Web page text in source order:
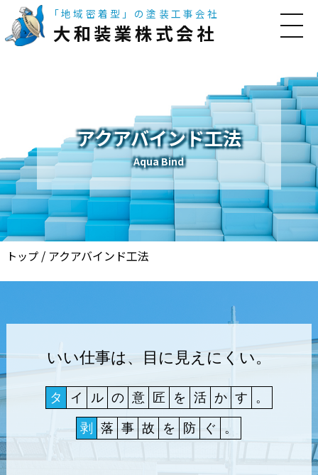
「地域密着型」の塗装工事会社
大和装業株式会社
アクアバインド工法
Aqua Bind
トップ/ アクアバインド工法
いい仕事は、目に見えにくい。
タ イ ル の 意 匠 を 活 か す 。
剥 落 事 故 を 防 ぐ 。